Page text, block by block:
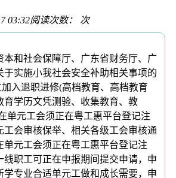
03:32阅读次数： 次
和社会保障厅、广东省财务厅、广
于实施小我社会安全补助相关事项的
入退职进修(高档教育、高档教育
育学历文凭测验、收集教育、教
单元工会须正在粤工惠平台登记注
工会审核保举、相关各级工会审核通
单元工会须正在粤工惠平台登记注
线职工可正在申报期间提交申请，申
学专业合适单元工做和成长需要，申